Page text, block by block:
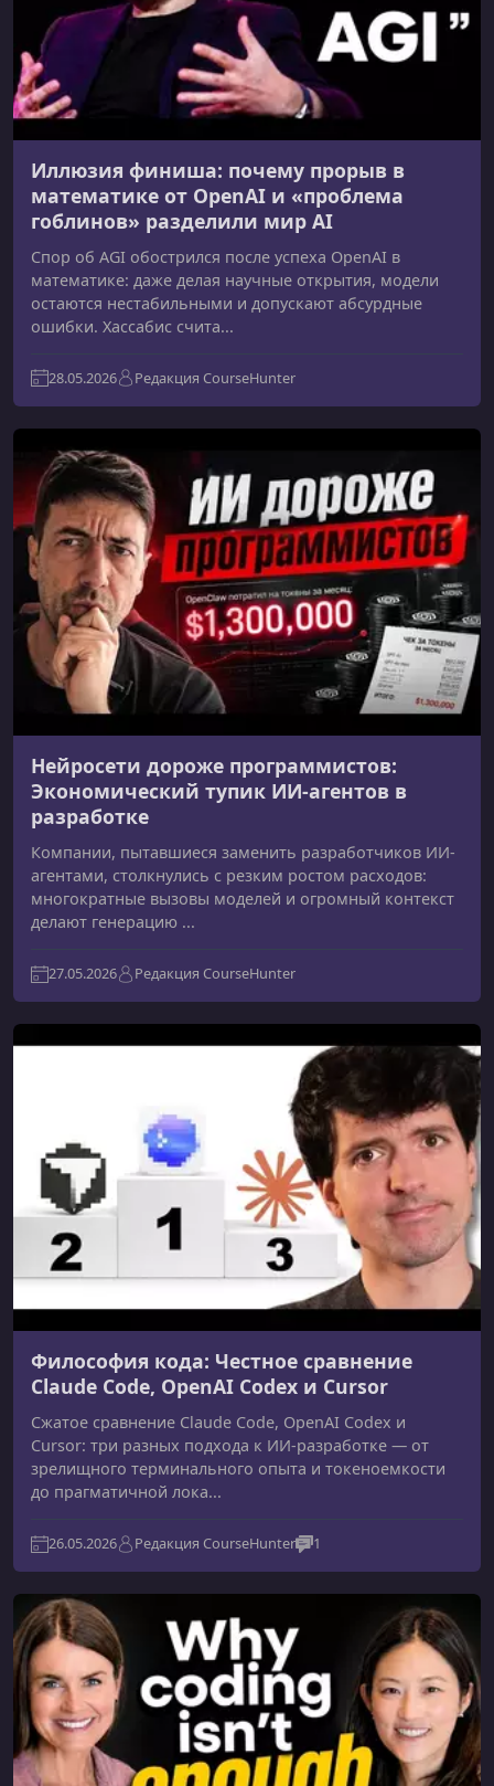
Иллюзия финиша: почему прорыв в
математике от OpenAI и «проблема
гоблинов» разделили мир AI
Спор об AGI обострился после успеха OpenAI в
математике: даже делая научные открытия, модели
остаются нестабильными и допускают абсурдные
ошибки. Хассабис счита...
28.05.2026 Редакция CourseHunter
Нейросети дороже программистов:
Экономический тупик ИИ-агентов в
разработке
Компании, пытавшиеся заменить разработчиков ИИ-
агентами, столкнулись с резким ростом расходов:
многократные вызовы моделей и огромный контекст
делают генерацию ...
27.05.2026 Редакция CourseHunter
Философия кода: Честное сравнение
Claude Code, OpenAI Codex и Cursor
Сжатое сравнение Claude Code, OpenAI Codex и
Cursor: три разных подхода к ИИ-разработке — от
зрелищного терминального опыта и токеноемкости
до прагматичной лока...
26.05.2026 Редакция CourseHunter 1